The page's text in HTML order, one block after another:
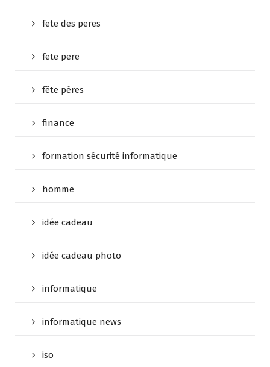
fete des peres
fete pere
fête pères
finance
formation sécurité informatique
homme
idée cadeau
idée cadeau photo
informatique
informatique news
iso